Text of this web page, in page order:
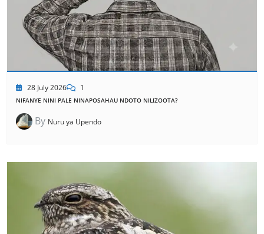
28 July 2026 1
NIFANYE NINI PALE NINAPOSAHAU NDOTO NILIZOOTA?
By Nuru ya Upendo